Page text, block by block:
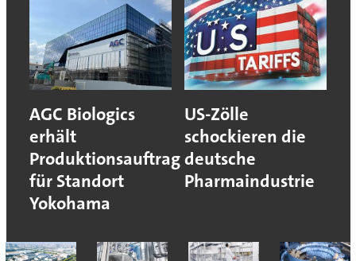
AGC Biologics
erhält
Produktionsauftrag
für Standort
Yokohama
US-Zölle
schockieren die
deutsche
Pharmaindustrie